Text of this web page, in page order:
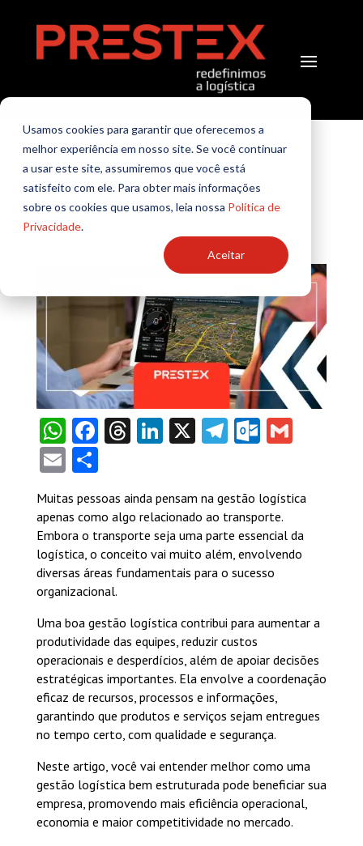
Usamos cookies para garantir que oferecemos a
melhor experiência em nosso site. Se você continuar
a usar este site, assumiremos que você está
satisfeito com ele. Para obter mais informações
sobre os cookies que usamos, leia nossa Política de
Privacidade.
Aceitar
Gestão logística: o
que é e onde é
aplicada
porTI Prestex
WhatsApp
Facebook
Threads
LinkedIn
X TelegramGmail
EmailShare
Muitas pessoas ainda pensam na gestão logística
apenas como algo relacionado ao transporte.
Embora o transporte seja uma parte essencial da
logística, o conceito vai muito além, envolvendo
diversas áreas fundamentais para o sucesso
organizacional.
Uma boa gestão logística contribui para aumentar a
produtividade das equipes, reduzir custos
operacionais e desperdícios, além de apoiar decisões
estratégicas importantes. Ela envolve a coordenação
eficaz de recursos, processos e informações,
garantindo que produtos e serviços sejam entregues
no tempo certo, com qualidade e segurança.
Neste artigo, você vai entender melhor como uma
gestão logística bem estruturada pode beneficiar sua
empresa, promovendo mais eficiência operacional,
economia e maior competitividade no mercado.